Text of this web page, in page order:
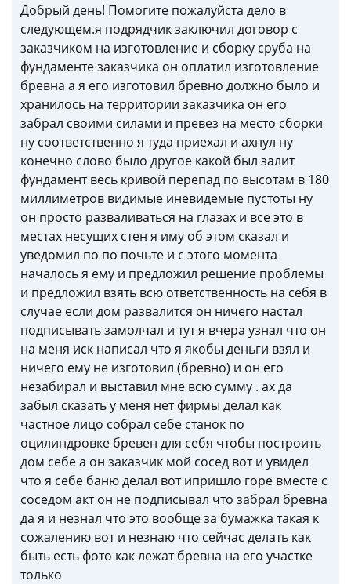
Добрый день! Помогите пожалуйста дело в
следующем.я подрядчик заключил договор с
заказчиком на изготовление и сборку сруба на
фундаменте заказчика он оплатил изготовление
бревна а я его изготовил бревно должно было и
хранилось на территории заказчика он его
забрал своими силами и превез на место сборки
ну соответственно я туда приехал и ахнул ну
конечно слово было другое какой был залит
фундамент весь кривой перепад по высотам в 180
миллиметров видимые иневидемые пустоты ну
он просто разваливаться на глазах и все это в
местах несущих стен я иму об этом сказал и
уведомил по по почьте и с этого момента
началось я ему и предложил решение проблемы
и предложил взять всю ответственность на себя в
случае если дом развалится он ничего настал
подписывать замолчал и тут я вчера узнал что он
на меня иск написал что я якобы деньги взял и
ничего ему не изготовил (бревно) и он его
незабирал и выставил мне всю сумму . ах да
забыл сказать у меня нет фирмы делал как
частное лицо собрал себе станок по
оцилиндровке бревен для себя чтобы построить
дом себе а он заказчик мой сосед вот и увидел
что я себе баню делал вот ипришло горе вместе с
соседом акт он не подписывал что забрал бревна
да я и незнал что это вообще за бумажка такая к
сожалению вот и незнаю что сейчас делать как
быть есть фото как лежат бревна на его участке
только